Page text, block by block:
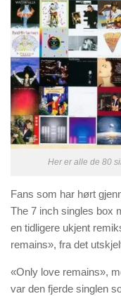
Her er alle de 80
Fans som har hørt
The 7 inch singles box
en tidligere ukjent
remains», fra det
«Only love remains»,
var den fjerde singlen